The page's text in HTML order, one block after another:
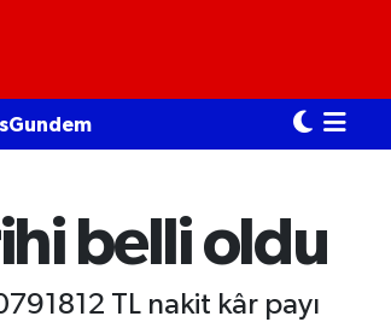
belli oldu
TL nakit kâr payı